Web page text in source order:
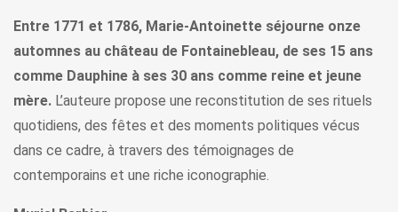
Entre 1771 et 1786, Marie-Antoinette séjourne onze
automnes au château de Fontainebleau, de ses 15 ans
comme Dauphine à ses 30 ans comme reine et jeune
mère. L’auteure propose une reconstitution de ses rituels
quotidiens, des fêtes et des moments politiques vécus
dans ce cadre, à travers des témoignages de
contemporains et une riche iconographie.